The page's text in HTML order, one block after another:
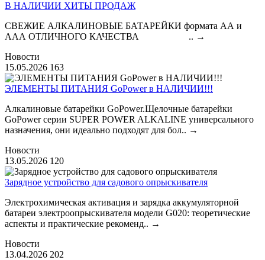
В НАЛИЧИИ ХИТЫ ПРОДАЖ
СВЕЖИЕ АЛКАЛИНОВЫЕ БАТАРЕЙКИ формата АА и
ААА ОТЛИЧНОГО КАЧЕСТВА .. →
Новости
15.05.2026 163
ЭЛЕМЕНТЫ ПИТАНИЯ GoPower в НАЛИЧИИ!!!
Алкалиновые батарейки GoPower.Щелочные батарейки
GoPower серии SUPER POWER ALKALINE универсального
назначения, они идеально подходят для бол.. →
Новости
13.05.2026 120
Зарядное устройство для садового опрыскивателя
Электрохимическая активация и зарядка аккумуляторной
батареи электроопрыскивателя модели G020: теоретические
аспекты и практические рекоменд.. →
Новости
13.04.2026 202